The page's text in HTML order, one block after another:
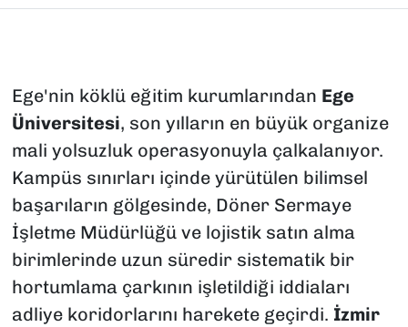
Ege'nin köklü eğitim kurumlarından Ege
Üniversitesi, son yılların en büyük organize
mali yolsuzluk operasyonuyla çalkalanıyor.
Kampüs sınırları içinde yürütülen bilimsel
başarıların gölgesinde, Döner Sermaye
İşletme Müdürlüğü ve lojistik satın alma
birimlerinde uzun süredir sistematik bir
hortumlama çarkının işletildiği iddiaları
adliye koridorlarını harekete geçirdi. İzmir